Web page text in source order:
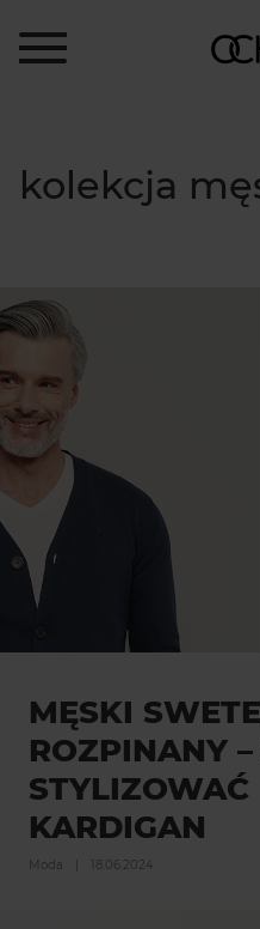
kolekcja
MĘSKI
ROZPINANY
STYLIZOWAĆ
KARDIGAN
Moda 18.06.2024